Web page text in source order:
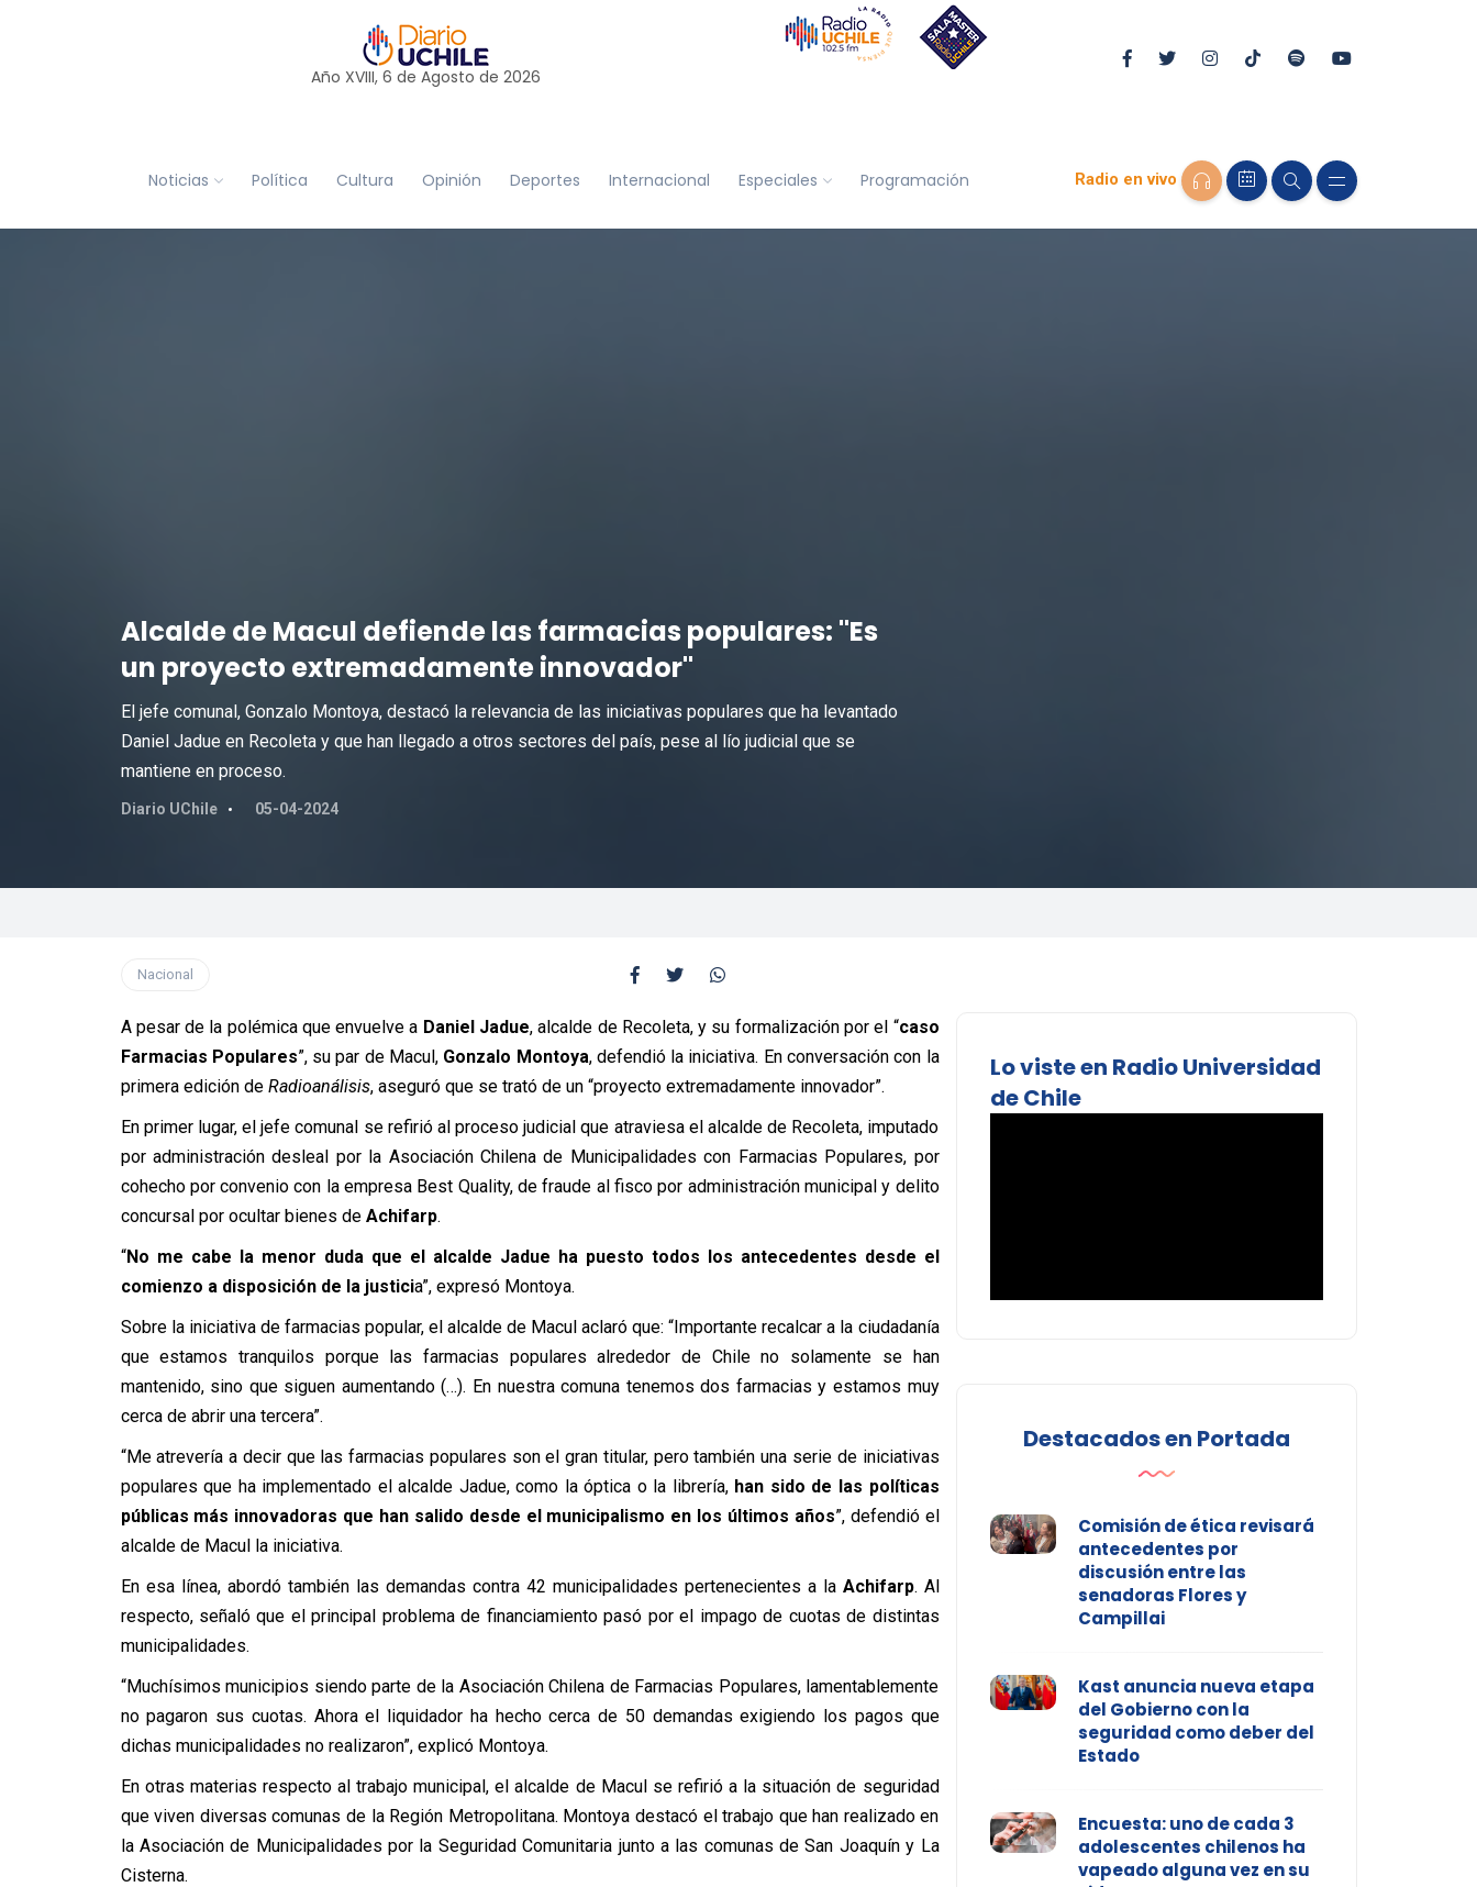
Año XVIII, 6 de Agosto de 2026
Noticias Política Cultura Opinión Deportes Internacional Especiales Programación Radio en vivo
Alcalde de Macul defiende las farmacias populares: "Es
un proyecto extremadamente innovador"
El jefe comunal, Gonzalo Montoya, destacó la relevancia de las iniciativas populares que ha levantado
Daniel Jadue en Recoleta y que han llegado a otros sectores del país, pese al lío judicial que se
mantiene en proceso.
Diario UChile 05-04-2024
Nacional
A pesar de la polémica que envuelve a Daniel Jadue, alcalde de Recoleta, y su formalización por el “caso
Farmacias Populares”, su par de Macul, Gonzalo Montoya, defendió la iniciativa. En conversación con la
primera edición de Radioanálisis, aseguró que se trató de un “proyecto extremadamente innovador”.
En primer lugar, el jefe comunal se refirió al proceso judicial que atraviesa el alcalde de Recoleta, imputado
por administración desleal por la Asociación Chilena de Municipalidades con Farmacias Populares, por
cohecho por convenio con la empresa Best Quality, de fraude al fisco por administración municipal y delito
concursal por ocultar bienes de Achifarp.
“No me cabe la menor duda que el alcalde Jadue ha puesto todos los antecedentes desde el
comienzo a disposición de la justicia”, expresó Montoya.
Sobre la iniciativa de farmacias popular, el alcalde de Macul aclaró que: “Importante recalcar a la ciudadanía
que estamos tranquilos porque las farmacias populares alrededor de Chile no solamente se han
mantenido, sino que siguen aumentando (…). En nuestra comuna tenemos dos farmacias y estamos muy
cerca de abrir una tercera”.
“Me atrevería a decir que las farmacias populares son el gran titular, pero también una serie de iniciativas
populares que ha implementado el alcalde Jadue, como la óptica o la librería,han sido de las políticas
públicas más innovadoras que han salido desde el municipalismo en los últimos años”, defendió el
alcalde de Macul la iniciativa.
En esa línea, abordó también las demandas contra 42 municipalidades pertenecientes a la Achifarp. Al
respecto, señaló que el principal problema de financiamiento pasó por el impago de cuotas de distintas
municipalidades.
“Muchísimos municipios siendo parte de la Asociación Chilena de Farmacias Populares, lamentablemente
no pagaron sus cuotas. Ahora el liquidador ha hecho cerca de 50 demandas exigiendo los pagos que
dichas municipalidades no realizaron”, explicó Montoya.
En otras materias respecto al trabajo municipal, el alcalde de Macul se refirió a la situación de seguridad
que viven diversas comunas de la Región Metropolitana. Montoya destacó el trabajo que han realizado en
la Asociación de Municipalidades por la Seguridad Comunitaria junto a las comunas de San Joaquín y La
Cisterna.
Lo viste en Radio Universidad
de Chile
Destacados en Portada
Comisión de ética revisará
antecedentes por
discusión entre las
senadoras Flores y
Campillai
Kast anuncia nueva etapa
del Gobierno con la
seguridad como deber del
Estado
Encuesta: uno de cada 3
adolescentes chilenos ha
vapeado alguna vez en su